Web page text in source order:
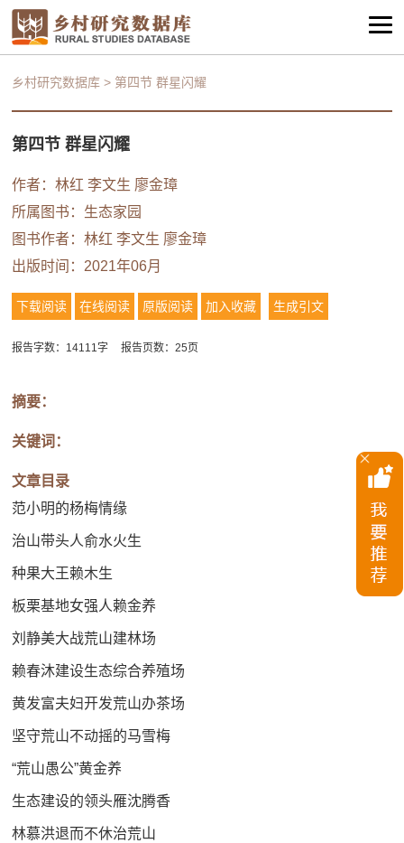
乡村研究数据库 > 第四节 群星闪耀
第四节 群星闪耀
作者：林红 李文生 廖金璋
所属图书： 生态家园
图书作者：林红 李文生 廖金璋
出版时间：2021年06月
下载阅读 在线阅读 原版阅读 加入收藏 生成引文
报告字数：14111字 报告页数：25页
摘要：
关键词：
文章目录
范小明的杨梅情缘
治山带头人俞水火生
种果大王赖木生
板栗基地女强人赖金养
刘静美大战荒山建林场
赖春沐建设生态综合养殖场
黄发富夫妇开发荒山办茶场
坚守荒山不动摇的马雪梅
“荒山愚公”黄金养
生态建设的领头雁沈腾香
林慕洪退而不休治荒山